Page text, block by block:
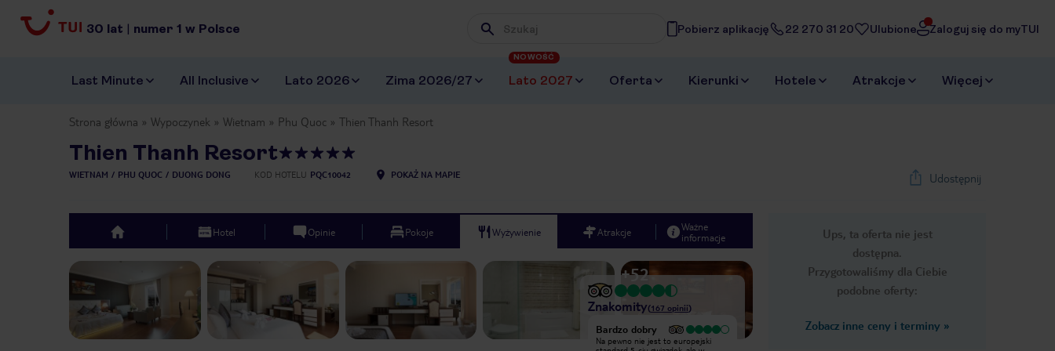
30 lat | numer 1 w Polsce Wpisz frazę, której szukasz
Pobierz aplikację 22 270 31 20 Ulubione Zaloguj się do myTUI
Last Minute All Inclusive Lato 2026 Zima 2026/27 Lato 2027
NOWOŚĆ
Oferta Kierunki Hotele Atrakcje Więcej
Strona główna Wypoczynek Wietnam Phu Quoc Thien Thanh Resort
Thien Thanh Resort
WIETNAM PHU QUOC DUONG DONG KOD HOTELU PQC10042 POKAŻ NA MAPIE Udostępnij
Ups, ta oferta nie jest
dostępna.
Przygotowaliśmy dla Ciebie
podobne oferty:
Zobacz inne ceny i terminy »
top Hotel Opinie Pokoje Wyżywienie Atrakcje
Ważne
informacje
Next slide
1/58
+52
Znakomity(167 opinii)
Bardzo dobry
Na pewno nie jest to europejski
Bardzo dobry
Na pewno nie jest to europejski
Bardzo dobry